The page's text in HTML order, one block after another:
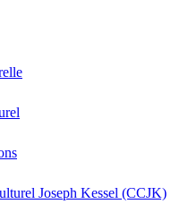
Joseph Kessel (CCJK)